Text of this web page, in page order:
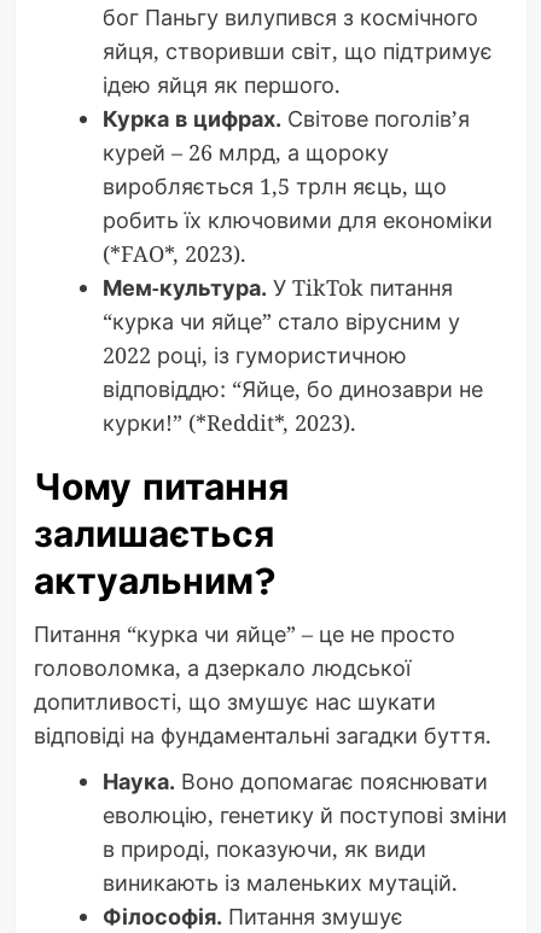
бог Паньгу вилупився з космічного
яйця, створивши світ, що підтримує
ідею яйця як першого.
Курка в цифрах. Світове поголів’я
курей – 26 млрд, а щороку
виробляється 1,5 трлн яєць, що
робить їх ключовими для економіки
(*FAO*, 2023).
Мем-культура. У TikTok питання
“курка чи яйце” стало вірусним у
2022 році, із гумористичною
відповіддю: “Яйце, бо динозаври не
курки!” (*Reddit*, 2023).
Чому питання
залишається
актуальним?
Питання “курка чи яйце” – це не просто
головоломка, а дзеркало людської
допитливості, що змушує нас шукати
відповіді на фундаментальні загадки буття.
Наука. Воно допомагає пояснювати
еволюцію, генетику й поступові зміни
в природі, показуючи, як види
виникають із маленьких мутацій.
Філософія. Питання змушує